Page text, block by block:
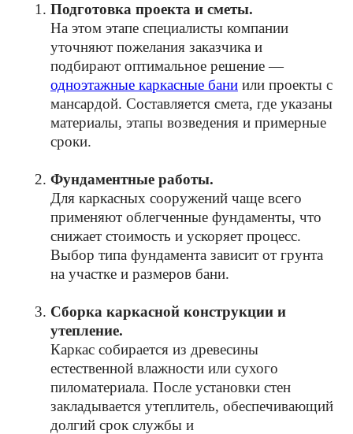
Подготовка проекта и сметы.
На этом этапе специалисты компании
уточняют пожелания заказчика и
подбирают оптимальное решение —
одноэтажные каркасные бани или проекты с
мансардой. Составляется смета, где указаны
материалы, этапы возведения и примерные
сроки.
Фундаментные работы.
Для каркасных сооружений чаще всего
применяют облегченные фундаменты, что
снижает стоимость и ускоряет процесс.
Выбор типа фундамента зависит от грунта
на участке и размеров бани.
Сборка каркасной конструкции и
утепление.
Каркас собирается из древесины
естественной влажности или сухого
пиломатериала. После установки стен
закладывается утеплитель, обеспечивающий
долгий срок службы и